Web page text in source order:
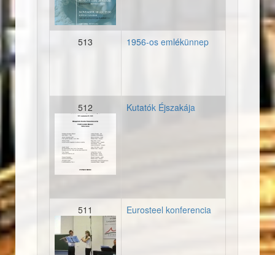
513 1956-os emlékünnep
512 Kutatók Éjszakája
511
Eurosteel Konferencia
Eurosteel konferencia